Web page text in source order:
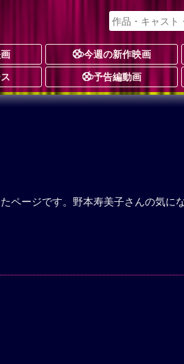
今週の新作映画
予告編動画
ページです。野本寿美子さんの気に